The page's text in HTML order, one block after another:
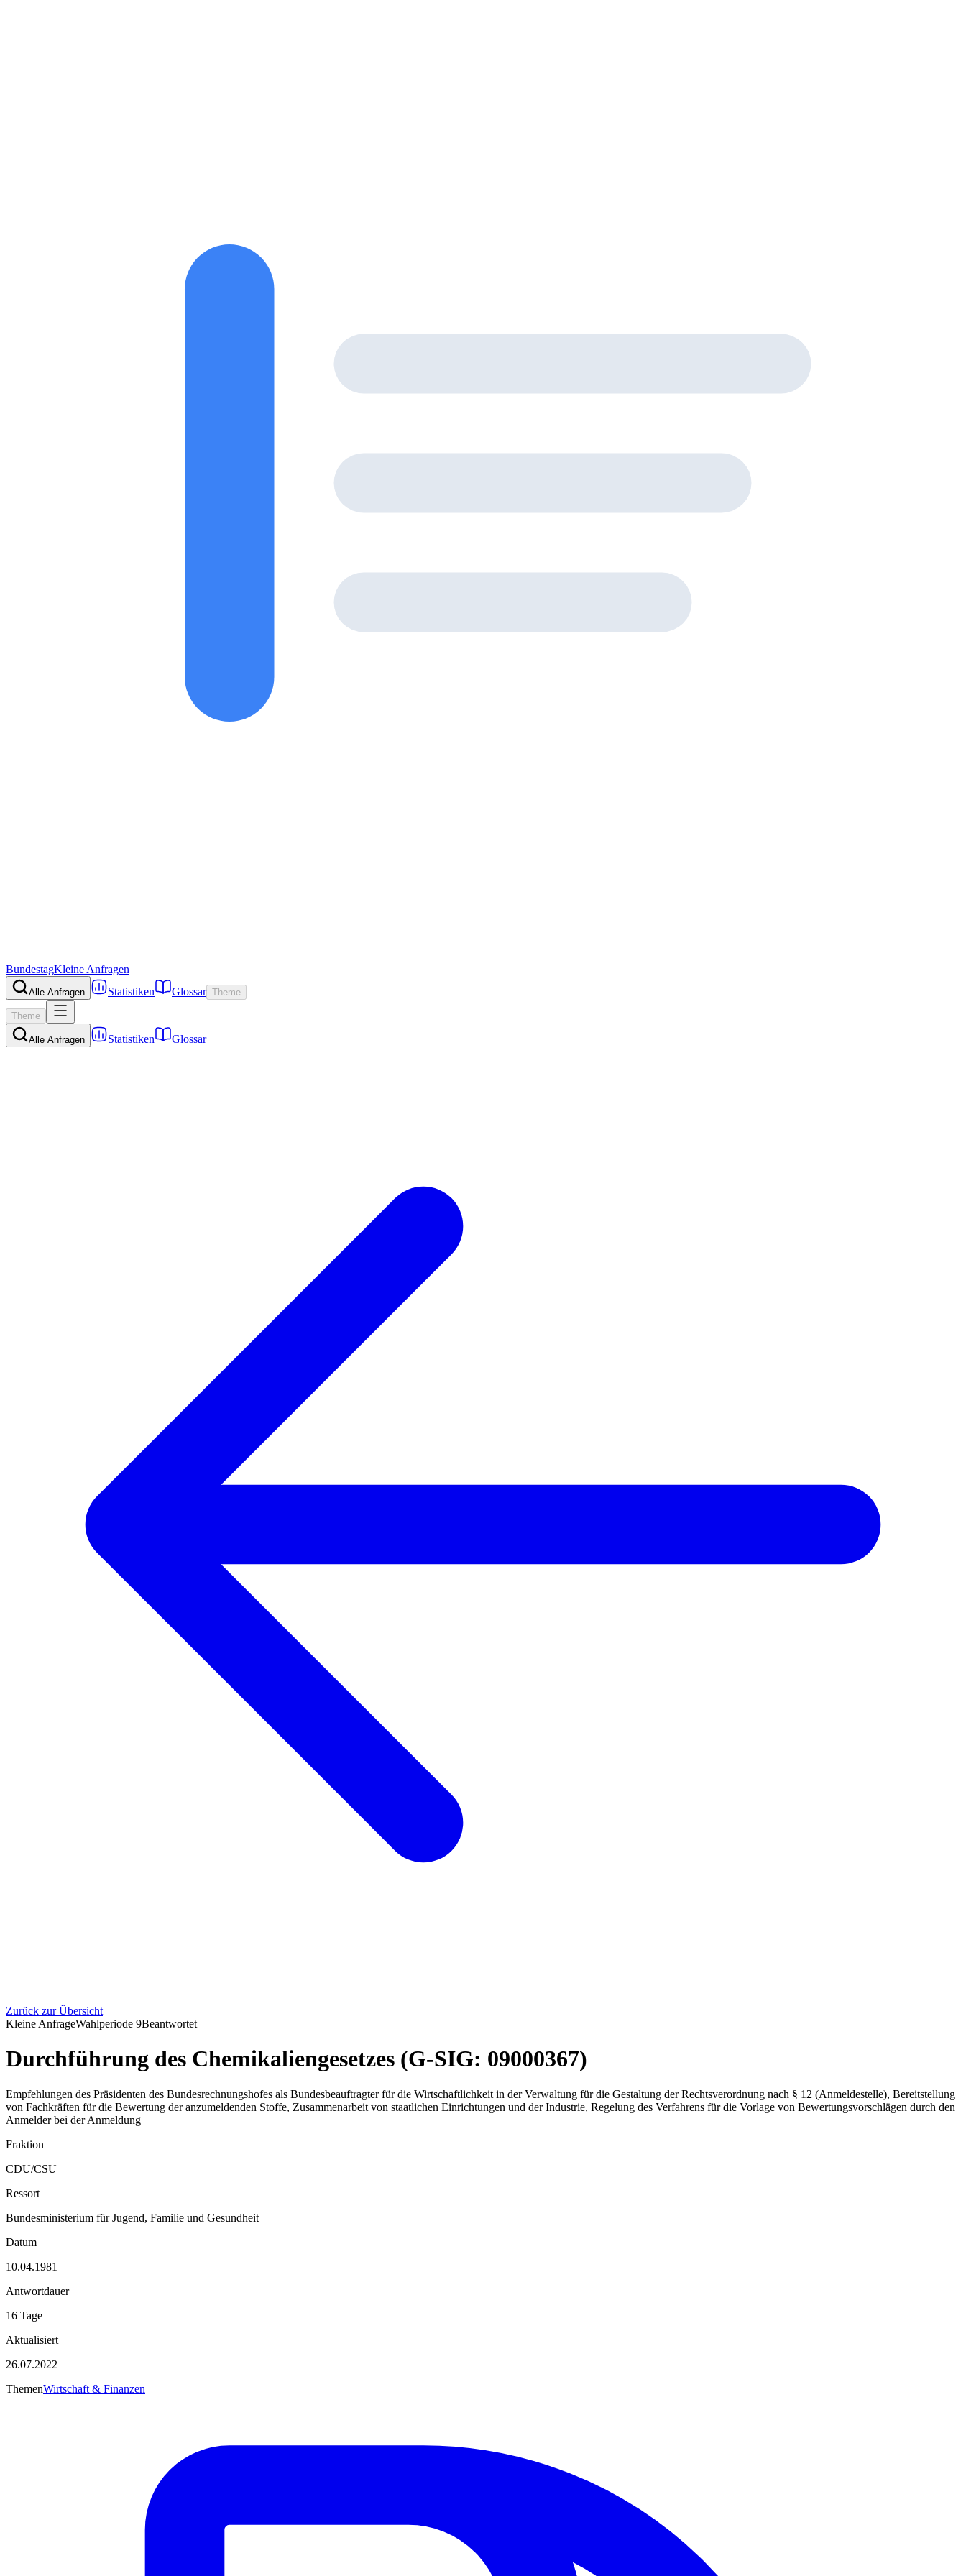
BundestagKleine Anfragen
Alle Anfragen Statistiken Glossar Theme
Theme
Alle Anfragen Statistiken Glossar
Zurück zur Übersicht
Kleine AnfrageWahlperiode 9Beantwortet
Durchführung des Chemikaliengesetzes (G-SIG: 09000367)
Empfehlungen des Präsidenten des Bundesrechnungshofes als Bundesbeauftragter für die Wirtschaftlichkeit in der Verwaltung für die Gestaltung der Rechtsverordnung nach § 12 (Anmeldestelle), Bereitstellung
von Fachkräften für die Bewertung der anzumeldenden Stoffe, Zusammenarbeit von staatlichen Einrichtungen und der Industrie, Regelung des Verfahrens für die Vorlage von Bewertungsvorschlägen durch den
Anmelder bei der Anmeldung
Fraktion
CDU/CSU
Ressort
Bundesministerium für Jugend, Familie und Gesundheit
Datum
10.04.1981
Antwortdauer
16 Tage
Aktualisiert
26.07.2022
ThemenWirtschaft & Finanzen